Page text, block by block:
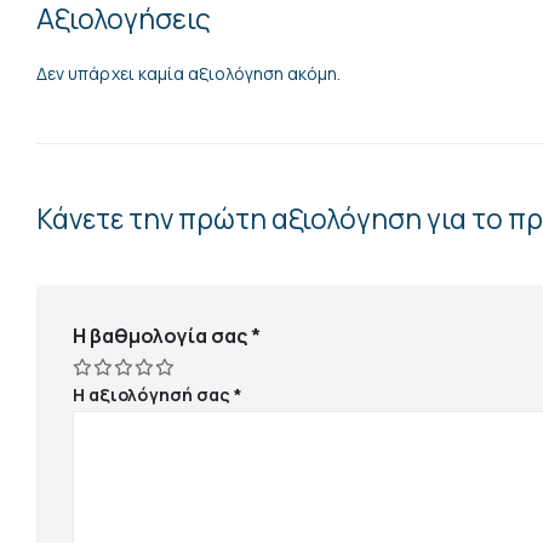
Αξιολογήσεις
Δεν υπάρχει καμία αξιολόγηση ακόμη.
Κάνετε την πρώτη αξιολόγηση για το
Η βαθμολογία σας*
Η αξιολόγησή σας*